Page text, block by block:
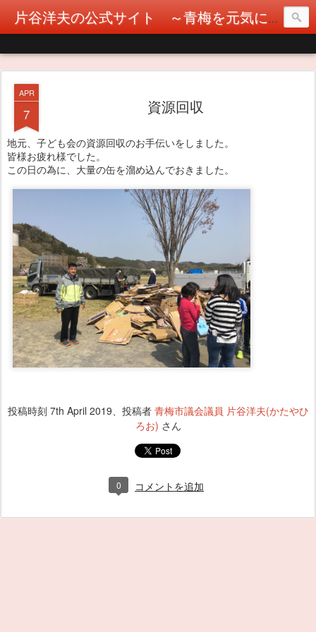
片谷洋夫の公式サイト ～青梅を元気に！カタヤぶりな挑戦！～
APR
7 資源回収
地元、子ども会の資源回収のお手伝いをしました。
皆様お疲れ様でした。
この日の為に、大量の缶を溜め込んでおきました。
投稿時刻 7th April 2019 、投稿者 青梅市議会議員 片谷洋夫(かたやひ
ろお) さん
0 コメントを追加